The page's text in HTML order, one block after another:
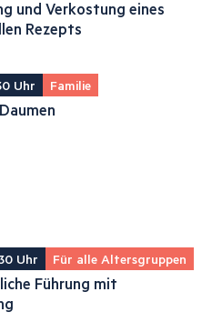
und Verkostung eines
Rezepts
Uhr Familie
Uhr Für alle Altersgruppen
Führung mit